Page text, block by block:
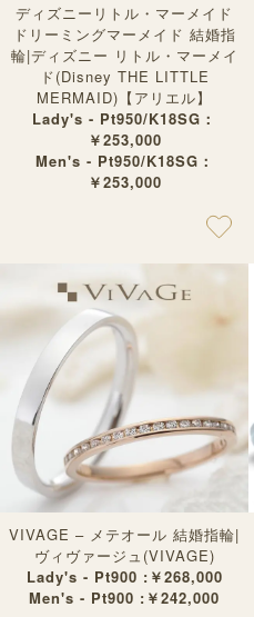
ディズニーリトル・マーメイド
ドリーミングマーメイド 結婚指
輪|ディズニー リトル・マーメイ
ド(Disney THE LITTLE
MERMAID)【アリエル】
Lady's - Pt950/K18SG：
￥253,000
Men's - Pt950/K18SG：
￥253,000
VIVAGE – メテオール 結婚指輪|
ヴィヴァージュ(VIVAGE)
Lady's - Pt900 :￥268,000
Men's - Pt900 :￥242,000